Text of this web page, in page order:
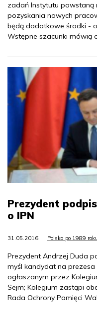
zadań Instytutu powstaną
pozyskania nowych
będą dodatkowe środki -
Wstępne szacunki mówią
Prezydent
o IPN
31.05.2016 Polska po 1989
Prezydent Andrzej Duda
myśl kandydat na prezesa
ogłaszanym przez
Sejm; Kolegium zastąpi
Rada Ochrony Pamięci